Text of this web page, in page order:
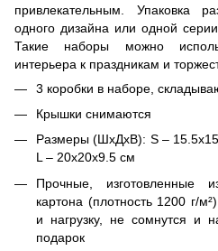
привлекательным. Упаковка
одного дизайна или одной
Такие наборы можно
интерьера к праздникам и
3 коробки в наборе,
Крышки снимаются
Размеры (ШхДхВ): S –
L – 20х20х9.5 см
Прочные, изготовленные
картона (плотность 1200 г/
и нагрузку, не сомнутся и
подарок